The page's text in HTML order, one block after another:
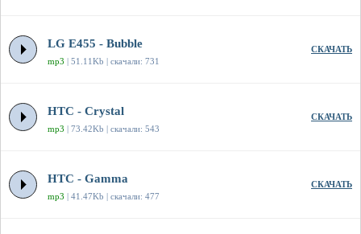
LG E455 - Bubble
mp3 | 51.11Kb | скачали: 731
СКАЧАТЬ
HTC - Crystal
mp3 | 73.42Kb | скачали: 543
СКАЧАТЬ
HTC - Gamma
mp3 | 41.47Kb | скачали: 477
СКАЧАТЬ